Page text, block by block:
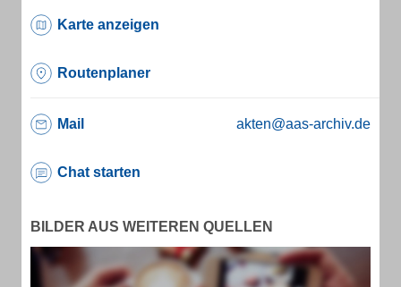
Karte anzeigen
Routenplaner
Mail akten@aas-archiv.de
Chat starten
BILDER AUS WEITEREN QUELLEN